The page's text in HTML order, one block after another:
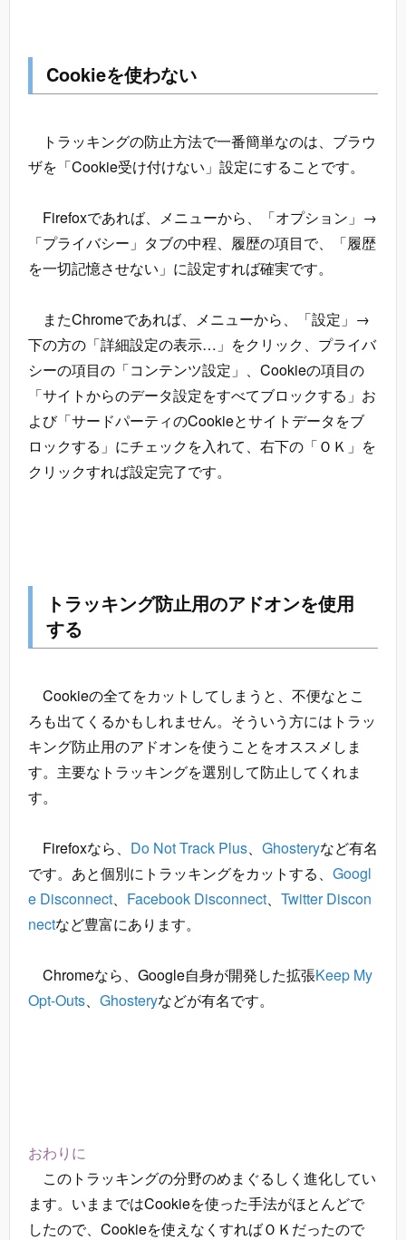
Cookieを使わない
トラッキングの防止方法で一番簡単なのは、ブラウ
ザを「Cookie受け付けない」設定にすることです。
Firefoxであれば、メニューから、「オプション」→
「プライバシー」タブの中程、履歴の項目で、「履歴
を一切記憶させない」に設定すれば確実です。
またChromeであれば、メニューから、「設定」→
下の方の「詳細設定の表示…」をクリック、プライバ
シーの項目の「コンテンツ設定」、Cookieの項目の
「サイトからのデータ設定をすべてブロックする」お
よび「サードパーティのCookieとサイトデータをブ
ロックする」にチェックを入れて、右下の「ＯＫ」を
クリックすれば設定完了です。
トラッキング防止用のアドオンを使用
する
Cookieの全てをカットしてしまうと、不便なとこ
ろも出てくるかもしれません。そういう方にはトラッ
キング防止用のアドオンを使うことをオススメしま
す。主要なトラッキングを選別して防止してくれま
す。
Firefoxなら、 Do Not Track Plus、 Ghosteryなど有名
です。あと個別にトラッキングをカットする、 Googl
e Disconnect、 Facebook Disconnect、 Twitter Discon
nectなど豊富にあります。
Chromeなら、Google自身が開発した拡張Keep My
Opt-Outs、 Ghosteryなどが有名です。
おわりに
このトラッキングの分野のめまぐるしく進化してい
ます。いままではCookieを使った手法がほとんどで
したので、Cookieを使えなくすればＯＫだったので